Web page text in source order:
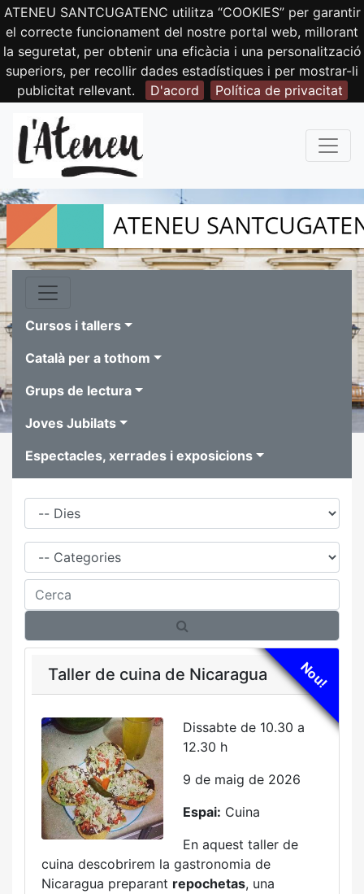
ATENEU SANTCUGATENC utilitza “COOKIES” per garantir
el correcte funcionament del nostre portal web, millorant
la seguretat, per obtenir una eficàcia i una personalització
superiors, per recollir dades estadístiques i per mostrar-li
publicitat rellevant.
D'acord Política de privacitat
Cursos i tallers
Català per a tothom
Grups de lectura
Joves Jubilats
Espectacles, xerrades i exposicions
Dies
Família
Cerca
Nou!
Taller de cuina de Nicaragua
Dissabte de 10.30 a
12.30 h
9 de maig de 2026
Espai: Cuina
En aquest taller de
cuina descobrirem la gastronomia de
Nicaragua preparant repochetas, una